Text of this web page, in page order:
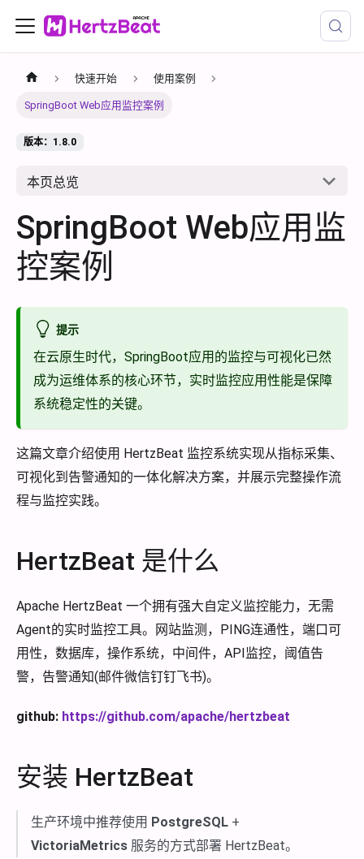
快速开始 使用案例
SpringBoot Web应用监控案例
版本：1.8.0
本页总览
SpringBoot Web应用监
控案例
提示
在云原生时代，SpringBoot应用的监控与可视化已然
成为运维体系的核心环节，实时监控应用性能是保障
系统稳定性的关键。
这篇文章介绍使用 HertzBeat 监控系统实现从指标采集、
可视化到告警通知的一体化解决方案，并展示完整操作流
程与监控实践。
HertzBeat 是什么
Apache HertzBeat 一个拥有强大自定义监控能力，无需
Agent的实时监控工具。网站监测，PING连通性，端口可
用性，数据库，操作系统，中间件，API监控，阈值告
警，告警通知(邮件微信钉钉飞书)。
github: https://github.com/apache/hertzbeat
安装 HertzBeat
生产环境中推荐使用 PostgreSQL +
VictoriaMetrics 服务的方式部署 HertzBeat。